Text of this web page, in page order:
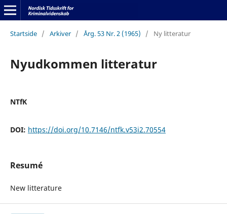
Startside / Arkiver / Årg. 53 Nr. 2 (1965) / Ny litteratur
Nyudkommen litteratur
NTfK
DOI: https://doi.org/10.7146/ntfk.v53i2.70554
Resumé
New litterature